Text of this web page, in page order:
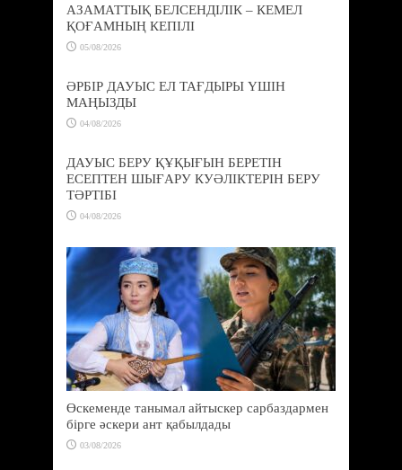
АЗАМАТТЫҚ БЕЛСЕНДІЛІК – КЕМЕЛ
ҚОҒАМНЫҢ КЕПІЛІ
05/08/2026
ӘРБІР ДАУЫС ЕЛ ТАҒДЫРЫ ҮШІН
МАҢЫЗДЫ
04/08/2026
ДАУЫС БЕРУ ҚҰҚЫҒЫН БЕРЕТІН
ЕСЕПТЕН ШЫҒАРУ КУӘЛІКТЕРІН БЕРУ
ТӘРТІБІ
04/08/2026
Өскеменде танымал айтыскер сарбаздармен
бірге әскери ант қабылдады
03/08/2026